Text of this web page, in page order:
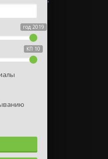
год 2019
КП 10